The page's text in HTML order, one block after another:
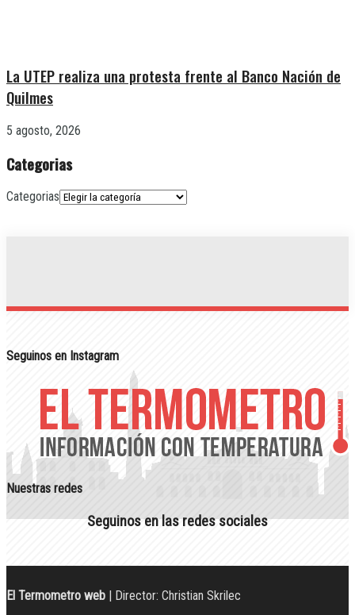
La UTEP realiza una protesta frente al Banco Nación de
Quilmes
5 agosto, 2026
Categorias
Categorias
Seguinos en Instagram
Nuestras redes
Seguinos en las redes sociales
El Termometro web | Director: Christian Skrilec